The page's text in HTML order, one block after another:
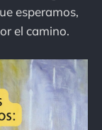
esperamos,
el camino.